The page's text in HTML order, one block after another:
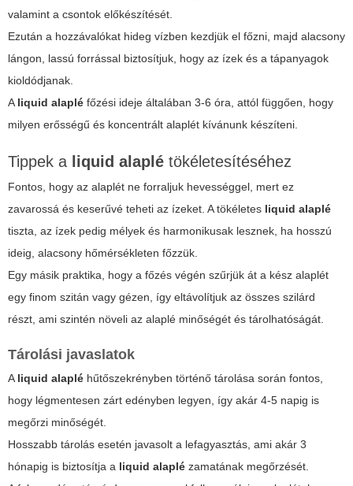
valamint a csontok előkészítését.
Ezután a hozzávalókat hideg vízben kezdjük el főzni, majd alacsony
lángon, lassú forrással biztosítjuk, hogy az ízek és a tápanyagok
kioldódjanak.
Aliquid alaplé főzési ideje általában 3-6 óra, attól függően, hogy
milyen erősségű és koncentrált alaplét kívánunk készíteni.
Tippek a liquid alaplé tökéletesítéséhez
Fontos, hogy az alaplét ne forraljuk hevességgel, mert ez
zavarossá és keserűvé teheti az ízeket. A tökéletes liquid alaplé
tiszta, az ízek pedig mélyek és harmonikusak lesznek, ha hosszú
ideig, alacsony hőmérsékleten főzzük.
Egy másik praktika, hogy a főzés végén szűrjük át a kész alaplét
egy finom szitán vagy gézen, így eltávolítjuk az összes szilárd
részt, ami szintén növeli az alaplé minőségét és tárolhatóságát.
Tárolási javaslatok
Aliquid alaplé hűtőszekrényben történő tárolása során fontos,
hogy légmentesen zárt edényben legyen, így akár 4-5 napig is
megőrzi minőségét.
Hosszabb tárolás esetén javasolt a lefagyasztás, ami akár 3
hónapig is biztosítja a liquid alaplé zamatának megőrzését.